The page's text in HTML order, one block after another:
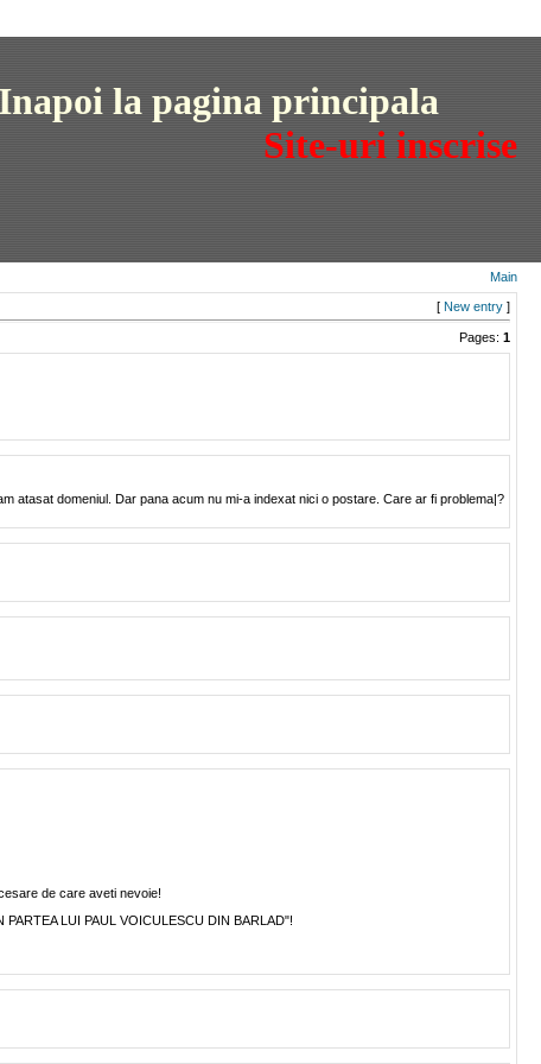
Inapoi la pagina principala
Site-uri inscrise
Main
[ New entry ]
Pages: 1
atasat domeniul. Dar pana acum nu mi-a indexat nici o postare. Care ar fi problema|?
de care aveti nevoie!
LUI PAUL VOICULESCU DIN BARLAD"!